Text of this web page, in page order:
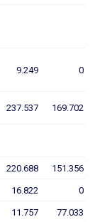
9.249 0
237.537 169.702
220.688 151.356
16.822 0
11.757 77.033